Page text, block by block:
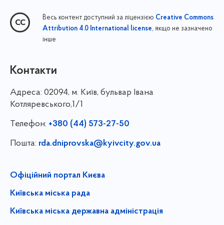
Весь контент доступний за ліцензією Creative Commons
Attribution 4.0 International license, якщо не зазначено
інше
Контакти
Адреса: 02094, м. Київ, бульвар Івана
Котляревського,1/1
Телефон: +380 (44) 573-27-50
Пошта: rda.dniprovska@kyivcity.gov.ua
Офіційний портал Києва
Київська міська рада
Київська міська державна адміністрація